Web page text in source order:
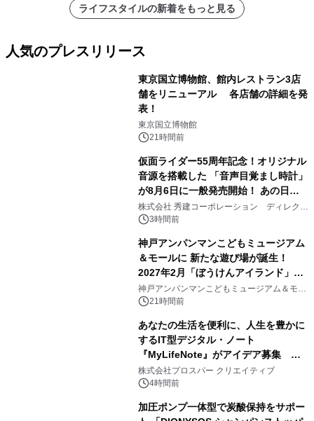
ライフスタイルの新着をもっと見る
人気のプレスリリース
東京国立博物館、館内レストラン3店
舗をリニューアル 各店舗の詳細を発
表！
東京国立博物館
21時間前
仮面ライダー55周年記念！オリジナル
音源を搭載した 「音声目覚まし時計」
が8月6日に一般発売開始！ あの日の
大興奮が今甦る
株式会社 秀建コーポレーション ディレクト
アートギャラリー
3時間前
神戸アンパンマンこどもミュージアム
＆モールに 新たな遊び場が誕生！
2027年2月「ぼうけんアイランド」が
オープン
神戸アンパンマンこどもミュージアム＆モー
ル 21時間前
あなたの生活を便利に、人生を豊かに
するIT型デジタル・ノート
『MyLifeNote』がアイデア募集 優
秀賞100名に1年間無償試用
株式会社プロスパー クリエイティブ
4時間前
加圧ポンプ一体型で炭酸保持をサポー